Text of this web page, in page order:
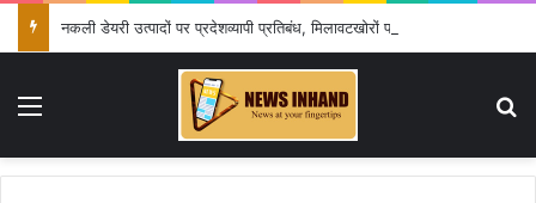
नकली डेयरी उत्पादों पर प्रदेशव्यापी प्रतिबंध, मिलावटखोरों पर कसेगा शिकंजा
Menu